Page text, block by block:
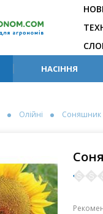
НАСІННЯ
Олійні Соняшник